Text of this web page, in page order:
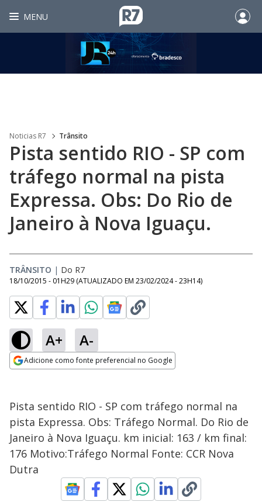
MENU
Noticias R7 Trânsito
Pista sentido RIO - SP com
tráfego normal na pista
Expressa. Obs: Do Rio de
Janeiro à Nova Iguaçu.
TRÂNSITO | Do R7
18/10/2015 - 01H29 (ATUALIZADO EM 23/02/2024 - 23H14)
A+ A-
Adicione como fonte preferencial no Google
Pista sentido RIO - SP com tráfego normal na
pista Expressa. Obs: Tráfego Normal. Do Rio de
Janeiro à Nova Iguaçu. km inicial: 163 / km final:
176 Motivo:Tráfego Normal Fonte: CCR Nova
Dutra